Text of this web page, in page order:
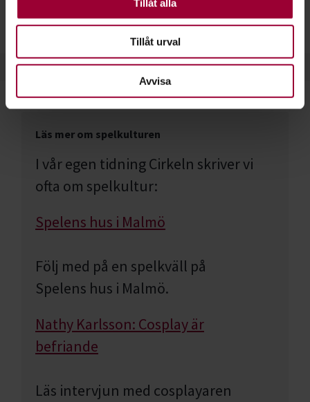
Tillåt alla
Tillåt urval
Avvisa
Läs mer om spelkulturen
I vår egen tidning Cirkeln skriver vi
ofta om spelkultur:
Spelens hus i Malmö
Följ med på en spelkväll på
Spelens hus i Malmö.
Nathy Karlsson: Cosplay är
befriande
Läs intervjun med cosplayaren